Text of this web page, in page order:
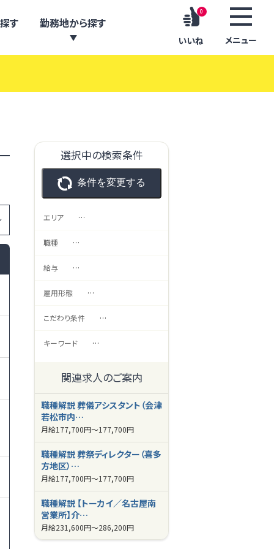
す 勤務地から探す
0
いいね メニュー
選択中の検索条件
条件を変更する
エリア …
職種 …
給与 …
雇用形態 …
こだわり条件 …
キーワード …
関連求人のご案内
職種解説 葬儀アシスタント（会津
若松市内…
月給177,700円～177,700円
職種解説 葬祭ディレクター（喜多
方地区）…
月給177,700円～177,700円
職種解説 【トーカイ／名古屋南
営業所】介…
月給231,600円～286,200円